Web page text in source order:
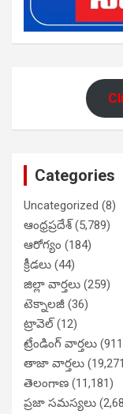
Categories
Uncategorized (8)
ఆంధ్రప్రదేశ్(5,789)
ఆరోగ్యం (184)
క్రీడలు (44)
జిల్లా వార్తలు (259)
టెక్నాలజీ (36)
ట్రావెల్(12)
ట్రేండింగ్ వార్తలు
తాజా వార్తలు
తెలంగాణ (11,181)
ప్రజా సమస్యలు